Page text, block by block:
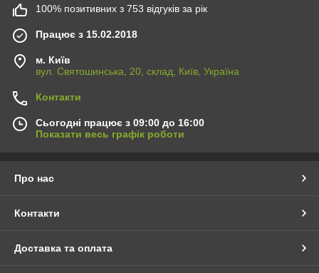
100% позитивних з 753 відгуків за рік
Працює з 15.02.2018
м. Київ
вул. Святошинська, 20, склад, Київ, Україна
Контакти
Сьогодні працює з 09:00 до 16:00
Показати весь графік роботи
Про нас
Контакти
Доставка та оплата